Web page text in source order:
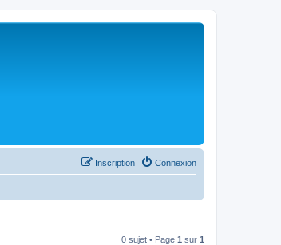
Connexion
Inscription
0 sujet • Page 1 sur 1